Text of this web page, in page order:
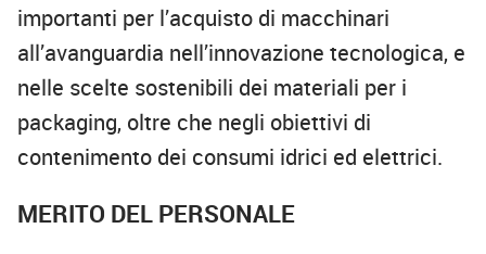
importanti per l’acquisto di macchinari
all’avanguardia nell’innovazione tecnologica, e
nelle scelte sostenibili dei materiali per i
packaging, oltre che negli obiettivi di
contenimento dei consumi idrici ed elettrici.
MERITO DEL PERSONALE